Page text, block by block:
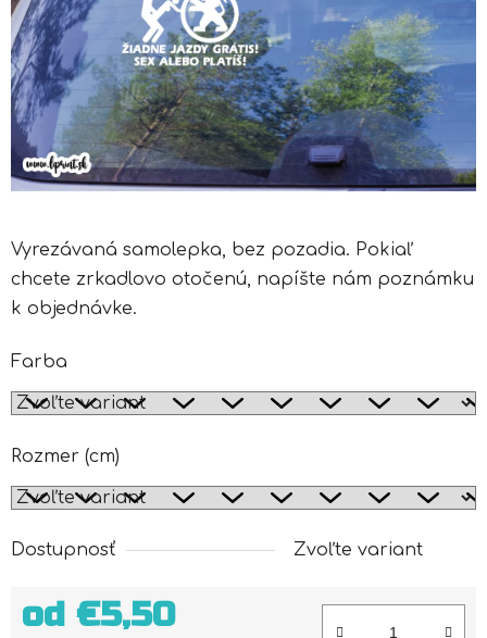
Vyrezávaná samolepka, bez pozadia. Pokiaľ
chcete zrkadlovo otočenú, napíšte nám poznámku
k objednávke.
Farba
Rozmer (cm)
Dostupnosť Zvoľte variant
od €5,50